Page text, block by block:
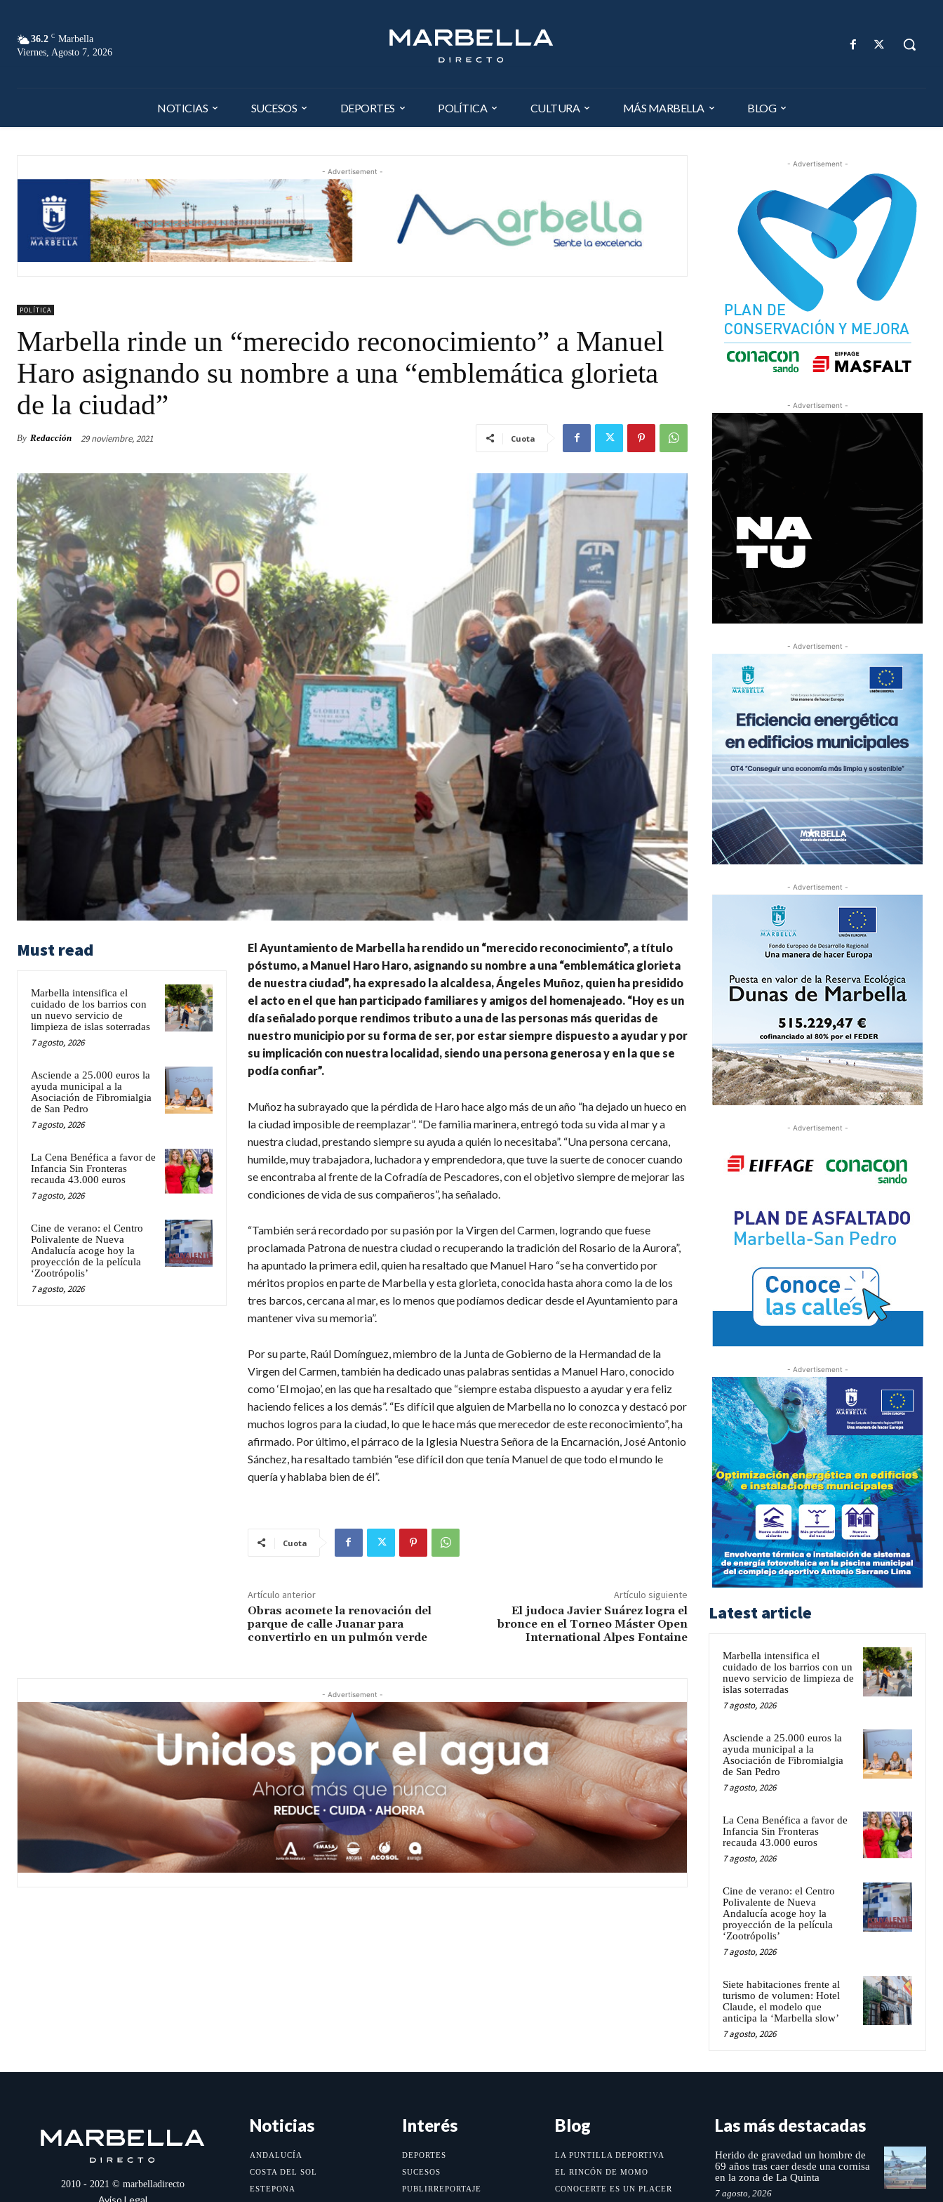
36.2 C Marbella
Viernes, Agosto 7, 2026
NOTICIAS SUCESOS DEPORTES POLÍTICA CULTURA MÁS MARBELLA BLOG
- Advertisement -
POLÍTICA
Marbella rinde un “merecido reconocimiento” a Manuel
Haro asignando su nombre a una “emblemática glorieta
de la ciudad”
By Redacción 29 noviembre, 2021 Cuota
Must read
Marbella intensifica el
cuidado de los barrios con
un nuevo servicio de
limpieza de islas soterradas
7 agosto, 2026
Asciende a 25.000 euros la
ayuda municipal a la
Asociación de Fibromialgia
de San Pedro
7 agosto, 2026
La Cena Benéfica a favor de
Infancia Sin Fronteras
recauda 43.000 euros
7 agosto, 2026
Cine de verano: el Centro
Polivalente de Nueva
Andalucía acoge hoy la
proyección de la película
‘Zootrópolis’
7 agosto, 2026
El Ayuntamiento de Marbella ha rendido un “merecido reconocimiento”, a título
póstumo, a Manuel Haro Haro, asignando su nombre a una “emblemática glorieta
de nuestra ciudad”, ha expresado la alcaldesa, Ángeles Muñoz, quien ha presidido
el acto en el que han participado familiares y amigos del homenajeado. “Hoy es un
día señalado porque rendimos tributo a una de las personas más queridas de
nuestro municipio por su forma de ser, por estar siempre dispuesto a ayudar y por
su implicación con nuestra localidad, siendo una persona generosa y en la que se
podía confiar”.
Muñoz ha subrayado que la pérdida de Haro hace algo más de un año “ha dejado un hueco en
la ciudad imposible de reemplazar”. “De familia marinera, entregó toda su vida al mar y a
nuestra ciudad, prestando siempre su ayuda a quién lo necesitaba”. “Una persona cercana,
humilde, muy trabajadora, luchadora y emprendedora, que tuve la suerte de conocer cuando
se encontraba al frente de la Cofradía de Pescadores, con el objetivo siempre de mejorar las
condiciones de vida de sus compañeros”, ha señalado.
“También será recordado por su pasión por la Virgen del Carmen, logrando que fuese
proclamada Patrona de nuestra ciudad o recuperando la tradición del Rosario de la Aurora”,
ha apuntado la primera edil, quien ha resaltado que Manuel Haro “se ha convertido por
méritos propios en parte de Marbella y esta glorieta, conocida hasta ahora como la de los
tres barcos, cercana al mar, es lo menos que podíamos dedicar desde el Ayuntamiento para
mantener viva su memoria”.
Por su parte, Raúl Domínguez, miembro de la Junta de Gobierno de la Hermandad de la
Virgen del Carmen, también ha dedicado unas palabras sentidas a Manuel Haro, conocido
como ‘El mojao’, en las que ha resaltado que “siempre estaba dispuesto a ayudar y era feliz
haciendo felices a los demás”. “Es difícil que alguien de Marbella no lo conozca y destacó por
muchos logros para la ciudad, lo que le hace más que merecedor de este reconocimiento”, ha
afirmado. Por último, el párraco de la Iglesia Nuestra Señora de la Encarnación, José Antonio
Sánchez, ha resaltado también “ese difícil don que tenía Manuel de que todo el mundo le
quería y hablaba bien de él”.
Cuota
Artículo anterior
Obras acomete la renovación del
parque de calle Juanar para
convertirlo en un pulmón verde
Artículo siguiente
El judoca Javier Suárez logra el
bronce en el Torneo Máster Open
International Alpes Fontaine
- Advertisement -
- Advertisement -
- Advertisement -
- Advertisement -
- Advertisement -
- Advertisement -
- Advertisement -
Latest article
Marbella intensifica el
cuidado de los barrios con un
nuevo servicio de limpieza de
islas soterradas
7 agosto, 2026
Asciende a 25.000 euros la
ayuda municipal a la
Asociación de Fibromialgia
de San Pedro
7 agosto, 2026
La Cena Benéfica a favor de
Infancia Sin Fronteras
recauda 43.000 euros
7 agosto, 2026
Cine de verano: el Centro
Polivalente de Nueva
Andalucía acoge hoy la
proyección de la película
‘Zootrópolis’
7 agosto, 2026
Siete habitaciones frente al
turismo de volumen: Hotel
Claude, el modelo que
anticipa la ‘Marbella slow’
7 agosto, 2026
2010 - 2021 © marbelladirecto
Aviso Legal
Noticias
ANDALUCÍA
COSTA DEL SOL
ESTEPONA
Interés
DEPORTES
SUCESOS
PUBLIRREPORTAJE
Blog
LA PUNTILLA DEPORTIVA
EL RINCÓN DE MOMO
CONOCERTE ES UN PLACER
Las más destacadas
Herido de gravedad un hombre de
69 años tras caer desde una cornisa
en la zona de La Quinta
7 agosto, 2026